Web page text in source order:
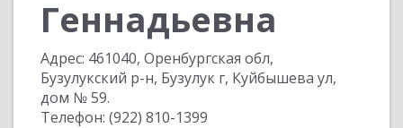
Геннадьевна
Адрес: 461040, Оренбургская обл,
Бузулукский р-н, Бузулук г, Куйбышева ул,
дом № 59.
Телефон: (922) 810-1399